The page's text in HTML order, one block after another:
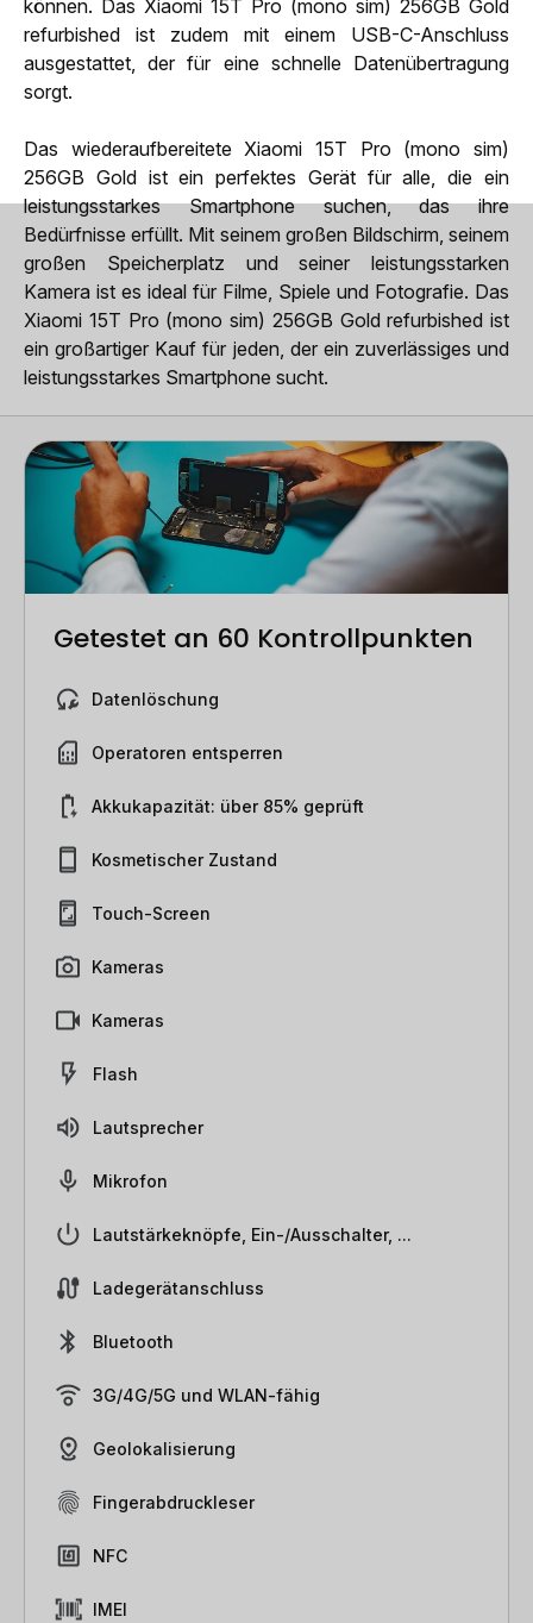
können. Das Xiaomi 15T Pro (mono sim) 256GB Gold
refurbished ist zudem mit einem USB-C-Anschluss
ausgestattet, der für eine schnelle Datenübertragung
sorgt.
Das wiederaufbereitete Xiaomi 15T Pro (mono sim)
256GB Gold ist ein perfektes Gerät für alle, die ein
leistungsstarkes Smartphone suchen, das ihre
Bedürfnisse erfüllt. Mit seinem großen Bildschirm, seinem
großen Speicherplatz und seiner leistungsstarken
Kamera ist es ideal für Filme, Spiele und Fotografie. Das
Xiaomi 15T Pro (mono sim) 256GB Gold refurbished ist
ein großartiger Kauf für jeden, der ein zuverlässiges und
leistungsstarkes Smartphone sucht.
Getestet an 60 Kontrollpunkten
Datenlöschung
Operatoren entsperren
Akkukapazität: über 85% geprüft
Kosmetischer Zustand
Touch-Screen
Kameras
Kameras
Flash
Lautsprecher
Mikrofon
Lautstärkeknöpfe, Ein-/Ausschalter, ...
Ladegerätanschluss
Bluetooth
3G/4G/5G und WLAN-fähig
Geolokalisierung
Fingerabdruckleser
NFC
IMEI